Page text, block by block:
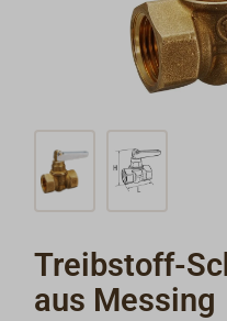
Treibstoff-
aus Messing